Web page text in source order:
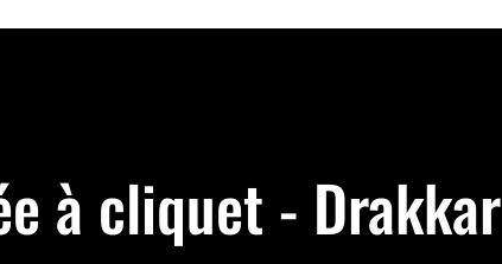
à cliquet - Drakkar